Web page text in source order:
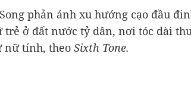
phản ánh xu hướng cạo đầu
trẻ ở đất nước tỷ dân, nơi tóc dài
nữ tính, theo Sixth Tone.